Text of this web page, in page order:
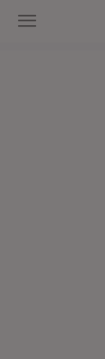
Cantinho